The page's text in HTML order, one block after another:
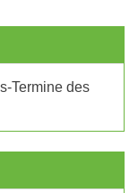
Termine des